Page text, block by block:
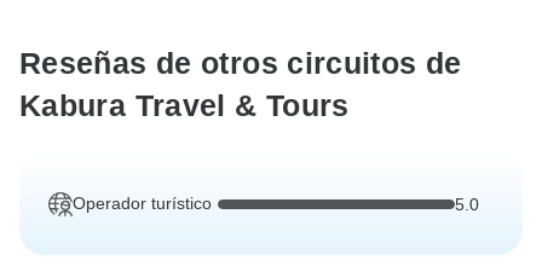
Reseñas de otros circuitos de
Kabura Travel & Tours
Operador turístico 5.0